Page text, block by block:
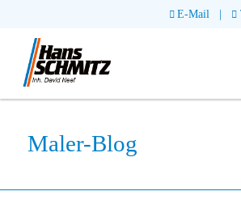
E-Mail |
LEISTUNGEN
Malerwerkstätte
Wärmedämmung
Dachausbau
Montagedecken, Deckenabhängungen &
Bodenbeläge
SERVICE
Schadensservice
REFERENZEN
KONTAKT
Maler-Blog